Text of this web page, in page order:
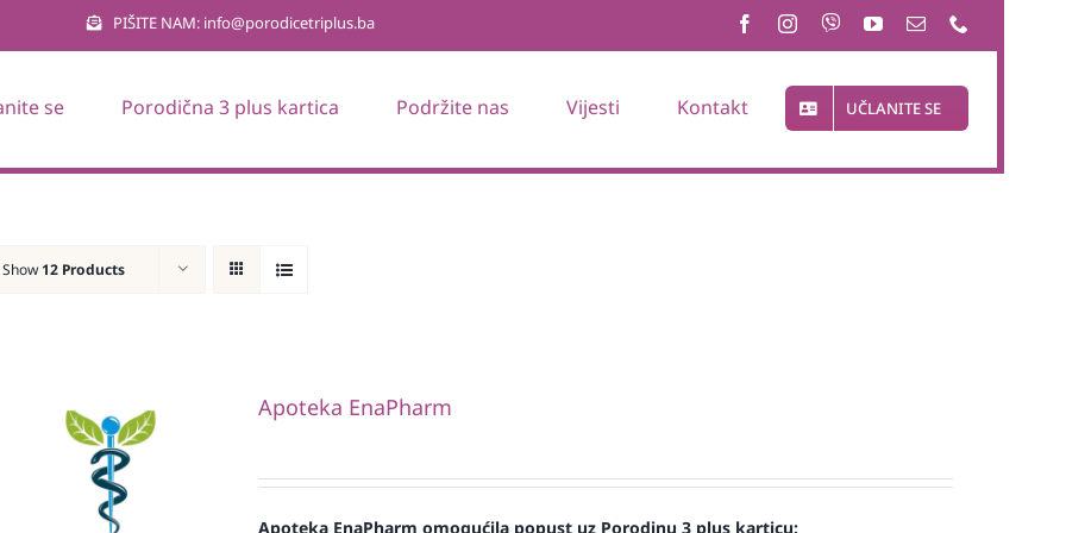
PIŠITE NAM: info@porodicetriplus.ba
se Porodična 3 plus kartica Podržite nas Vijesti Kontakt UČLANITE SE
Show 12 Products
Apoteka EnaPharm
Apoteka EnaPharm omogućila popust uz Porodinu 3 plus karticu: